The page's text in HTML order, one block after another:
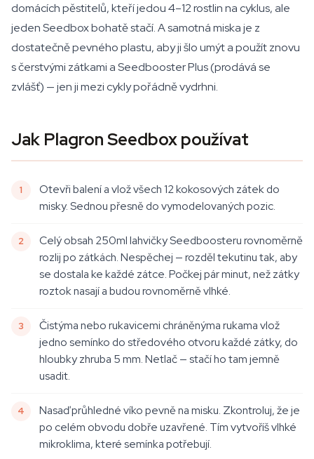
domácích pěstitelů, kteří jedou 4–12 rostlin na cyklus, ale
jeden Seedbox bohatě stačí. A samotná miska je z
dostatečně pevného plastu, aby ji šlo umýt a použít znovu
s čerstvými zátkami a Seedbooster Plus (prodává se
zvlášť) — jen ji mezi cykly pořádně vydrhni.
Jak Plagron Seedbox používat
Otevři balení a vlož všech 12 kokosových zátek do
misky. Sednou přesně do vymodelovaných pozic.
Celý obsah 250ml lahvičky Seedboosteru rovnoměrně
rozlij po zátkách. Nespěchej — rozděl tekutinu tak, aby
se dostala ke každé zátce. Počkej pár minut, než zátky
roztok nasají a budou rovnoměrně vlhké.
Čistýma nebo rukavicemi chráněnýma rukama vlož
jedno semínko do středového otvoru každé zátky, do
hloubky zhruba 5 mm. Netlač — stačí ho tam jemně
usadit.
Nasaď průhledné víko pevně na misku. Zkontroluj, že je
po celém obvodu dobře uzavřené. Tím vytvoříš vlhké
mikroklima, které semínka potřebují.